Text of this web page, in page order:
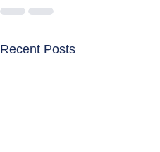
Recent Posts